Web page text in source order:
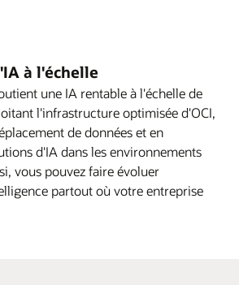
à l'échelle
une IA rentable à l'échelle de
l'infrastructure optimisée d'OCI,
de données et en
d'IA dans les environnements
vous pouvez faire évoluer
partout où votre entreprise